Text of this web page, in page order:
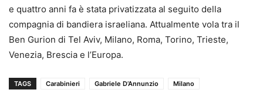
e quattro anni fa è stata privatizzata al seguito della
compagnia di bandiera israeliana. Attualmente vola tra il
Ben Gurion di Tel Aviv, Milano, Roma, Torino, Trieste,
Venezia, Brescia e l’Europa.
TAGS Carabinieri Gabriele D’Annunzio
Milano